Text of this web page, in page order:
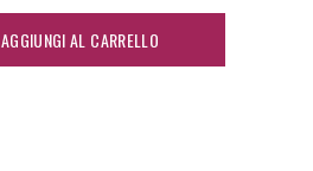
AGGIUNGI AL CARRELLO